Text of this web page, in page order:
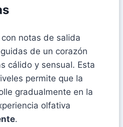
notas de salida
de un corazón
cálido y sensual. Esta
permite que la
gradualmente en la
olfativa
.